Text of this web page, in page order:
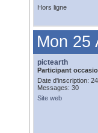
Hors ligne
Mon 25
pictearth
Participant
Date d'inscription:
Messages: 30
Site web